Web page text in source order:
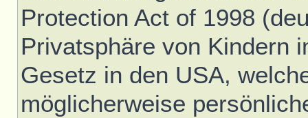
Protection Act of 1998
Privatsphäre von Kindern
Gesetz in den USA,
möglicherweise